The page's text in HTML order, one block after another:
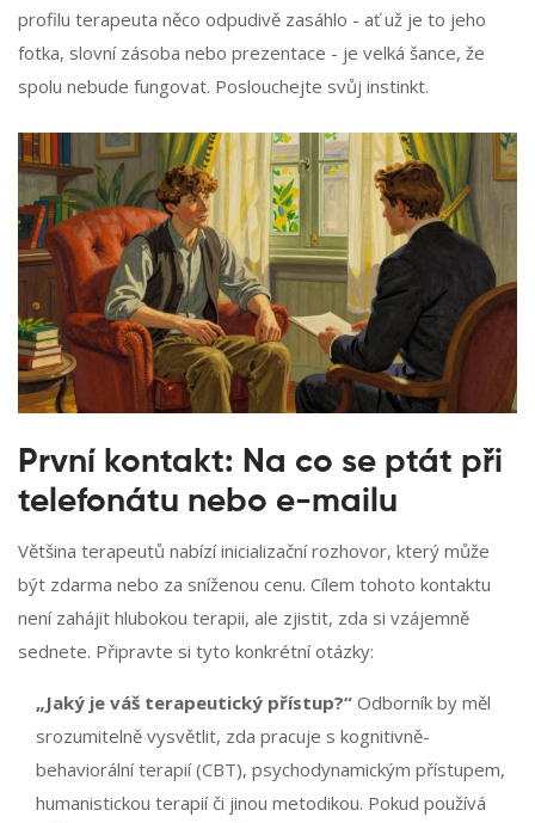
profilu terapeuta něco odpudivě zasáhlo - ať už je to jeho
fotka, slovní zásoba nebo prezentace - je velká šance, že
spolu nebude fungovat. Poslouchejte svůj instinkt.
První kontakt: Na co se ptát při
telefonátu nebo e-mailu
Většina terapeutů nabízí inicializační rozhovor, který může
být zdarma nebo za sníženou cenu. Cílem tohoto kontaktu
není zahájit hlubokou terapii, ale zjistit, zda si vzájemně
sednete. Připravte si tyto konkrétní otázky:
„Jaký je váš terapeutický přístup?“ Odborník by měl
srozumitelně vysvětlit, zda pracuje s kognitivně-
behaviorální terapií (CBT), psychodynamickým přístupem,
humanistickou terapií či jinou metodikou. Pokud používá